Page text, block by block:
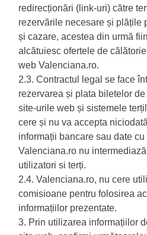
redirecționări (link-uri) către
rezervările necesare și plățile
și cazare, acestea din urmă
alcătuiesc ofertele de
web Valenciana.ro.
2.3. Contractul legal se face
rezervarea și plata biletelor
site-urile web și sistemele
cere și nu va accepta
informații bancare sau date
Valenciana.ro nu
utilizatori si terți.
2.4. Valenciana.ro, nu cere
comisioane pentru folosirea
informațiilor prezentate.
3. Prin utilizarea informațiilor